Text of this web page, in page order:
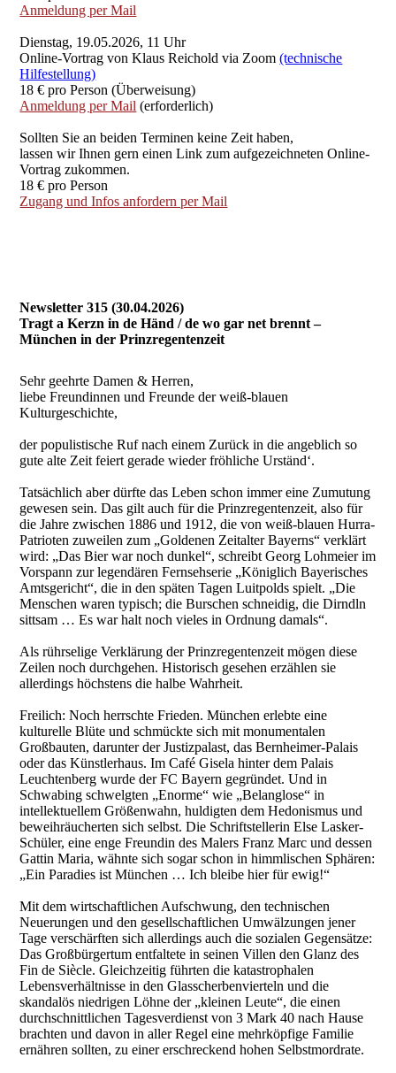
Anmeldung per Mail
Dienstag, 19.05.2026, 11 Uhr
Online-Vortrag von Klaus Reichold via Zoom(technische
Hilfestellung)
18 € pro Person (Überweisung)
Anmeldung per Mail (erforderlich)
Sollten Sie an beiden Terminen keine Zeit haben,
lassen wir Ihnen gern einen Link zum aufgezeichneten Online-
Vortrag zukommen.
18 € pro Person
Zugang und Infos anfordern per Mail
Newsletter 315 (30.04.2026)
Tragt a Kerzn in de Händ / de wo gar net brennt –
München in der Prinzregentenzeit
Sehr geehrte Damen & Herren,
liebe Freundinnen und Freunde der weiß-blauen
Kulturgeschichte,
der populistische Ruf nach einem Zurück in die angeblich so
gute alte Zeit feiert gerade wieder fröhliche Urständ‘.
Tatsächlich aber dürfte das Leben schon immer eine Zumutung
gewesen sein. Das gilt auch für die Prinzregentenzeit, also für
die Jahre zwischen 1886 und 1912, die von weiß-blauen Hurra-
Patrioten zuweilen zum „Goldenen Zeitalter Bayerns“ verklärt
wird: „Das Bier war noch dunkel“, schreibt Georg Lohmeier im
Vorspann zur legendären Fernsehserie „Königlich Bayerisches
Amtsgericht“, die in den späten Tagen Luitpolds spielt. „Die
Menschen waren typisch; die Burschen schneidig, die Dirndln
sittsam … Es war halt noch vieles in Ordnung damals“.
Als rührselige Verklärung der Prinzregentenzeit mögen diese
Zeilen noch durchgehen. Historisch gesehen erzählen sie
allerdings höchstens die halbe Wahrheit.
Freilich: Noch herrschte Frieden. München erlebte eine
kulturelle Blüte und schmückte sich mit monumentalen
Großbauten, darunter der Justizpalast, das Bernheimer-Palais
oder das Künstlerhaus. Im Café Gisela hinter dem Palais
Leuchtenberg wurde der FC Bayern gegründet. Und in
Schwabing schwelgten „Enorme“ wie „Belanglose“ in
intellektuellem Größenwahn, huldigten dem Hedonismus und
beweihräucherten sich selbst. Die Schriftstellerin Else Lasker-
Schüler, eine enge Freundin des Malers Franz Marc und dessen
Gattin Maria, wähnte sich sogar schon in himmlischen Sphären:
„Ein Paradies ist München … Ich bleibe hier für ewig!“
Mit dem wirtschaftlichen Aufschwung, den technischen
Neuerungen und den gesellschaftlichen Umwälzungen jener
Tage verschärften sich allerdings auch die sozialen Gegensätze:
Das Großbürgertum entfaltete in seinen Villen den Glanz des
Fin de Siècle. Gleichzeitig führten die katastrophalen
Lebensverhältnisse in den Glasscherbenvierteln und die
skandalös niedrigen Löhne der „kleinen Leute“, die einen
durchschnittlichen Tagesverdienst von 3 Mark 40 nach Hause
brachten und davon in aller Regel eine mehrköpfige Familie
ernähren sollten, zu einer erschreckend hohen Selbstmordrate.